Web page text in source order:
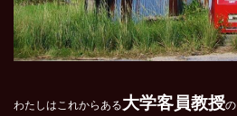
わたしはこれからある大学客員教授の